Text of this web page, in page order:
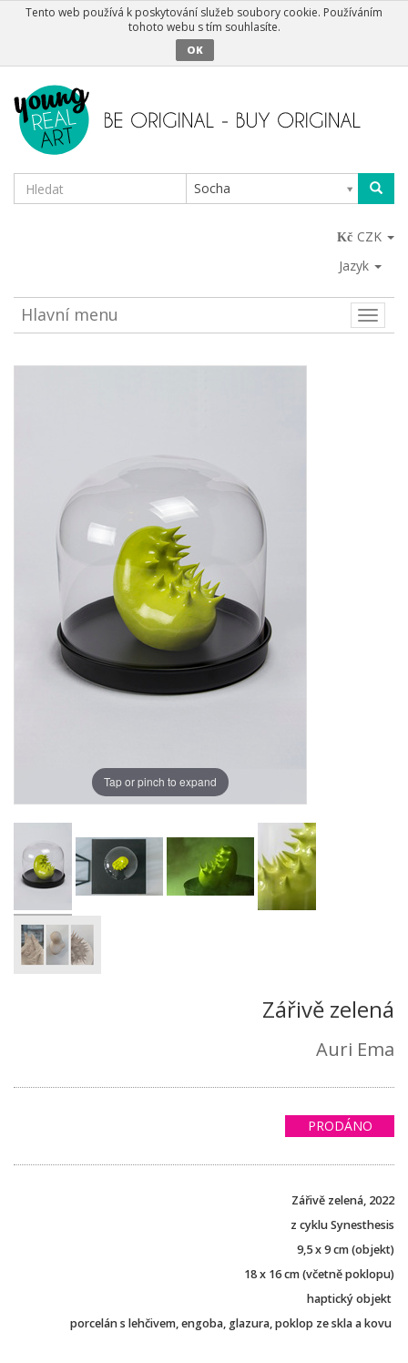
Tento web používá k poskytování služeb soubory cookie. Používáním
tohoto webu s tím souhlasíte.
OK
Socha
CZK
Jazyk
Toggle
Hlavní menu
Tap or pinch to expand
Zářivě zelená
Auri Ema
PRODÁNO
Zářivě zelená, 2022
z cyklu Synesthesis
9,5 x 9 cm (objekt)
18 x 16 cm (včetně poklopu)
haptický objekt
porcelán s lehčivem, engoba, glazura, poklop ze skla a kovu